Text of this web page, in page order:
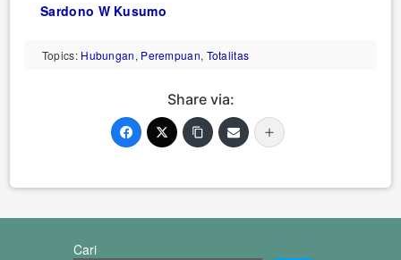
Sardono W Kusumo
Topics: Hubungan, Perempuan, Totalitas
Share via:
Cari